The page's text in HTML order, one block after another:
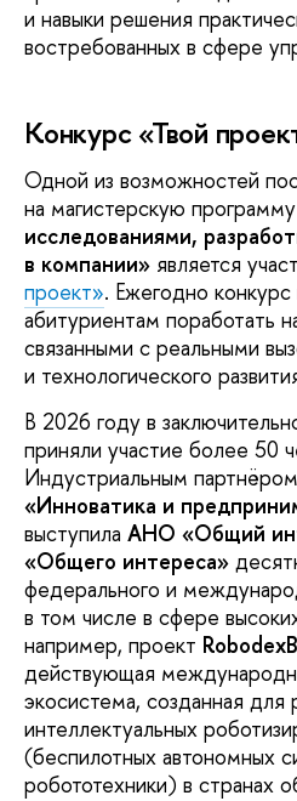
и навыки решения
востребованных в сфере
Конкурс «Твой
Одной из возможностей
на магистерскую программу
исследованиями,
в компании» является
проект». Ежегодно конкурс
абитуриентам поработать
связанными с реальными
и технологического
В 2026 году в
приняли участие более 50
Индустриальным
«Инноватика и
выступила АНО «Общий
«Общего интереса»
федерального и
в том числе в сфере
например, проект
действующая
экосистема, созданная для
интеллектуальных
(беспилотных автономных
робототехники) в странах